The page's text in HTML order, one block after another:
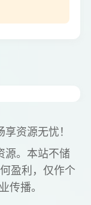
资源无忧！
源。本站不储
盈利，仅作个
传播。